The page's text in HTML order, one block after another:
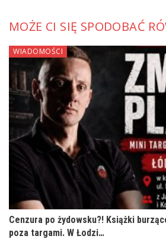
MOŻE CI SIĘ SPODOBAĆ
WIADOMOŚCI
Cenzura po żydowsku?! Książki
poza targami. W Łodzi…